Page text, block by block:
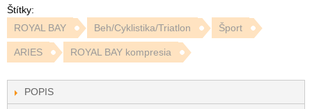
Štítky:
ROYAL BAY
Beh/Cyklistika/Triatlon Šport
ARIES ROYAL BAY kompresia
POPIS